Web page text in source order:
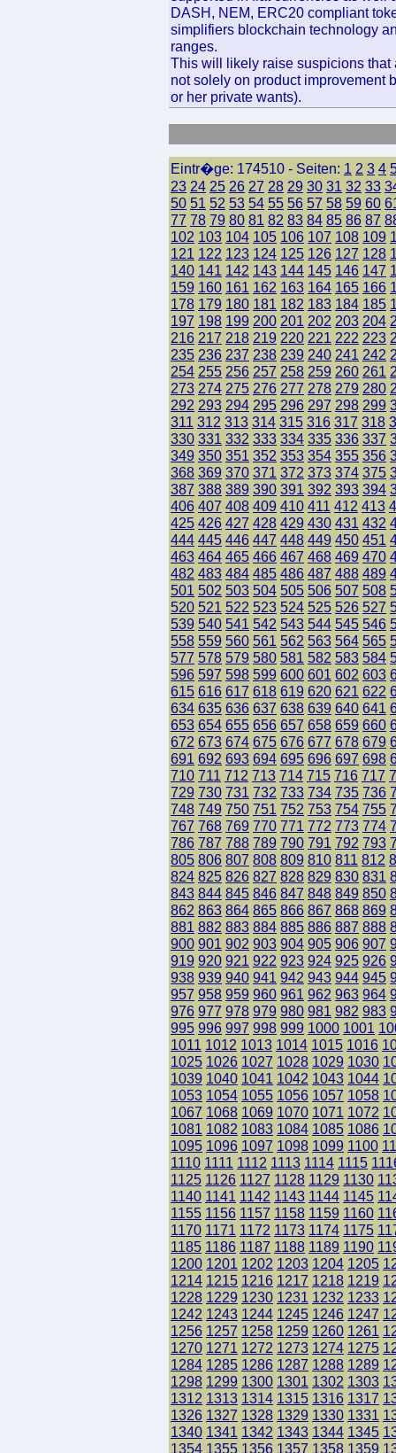
DASH, NEM, ERC20 compliant
simplifiers blockchain technology
ranges.
This will likely raise suspicions that
not solely on product improvement
or her private wants).
Eintr�ge: 174510 - Seiten: 1 2 3 4
23 24 25 26 27 28 29 30 31 32 33
50 51 52 53 54 55 56 57 58 59 60
77 78 79 80 81 82 83 84 85 86 87
102 103 104 105 106 107 108 109
121 122 123 124 125 126 127 128
140 141 142 143 144 145 146 147
159 160 161 162 163 164 165 166
178 179 180 181 182 183 184 185
197 198 199 200 201 202 203 204
216 217 218 219 220 221 222 223
235 236 237 238 239 240 241 242
254 255 256 257 258 259 260 261
273 274 275 276 277 278 279 280
292 293 294 295 296 297 298 299
311 312 313 314 315 316 317 318
330 331 332 333 334 335 336 337
349 350 351 352 353 354 355 356
368 369 370 371 372 373 374 375
387 388 389 390 391 392 393 394
406 407 408 409 410 411 412 413
425 426 427 428 429 430 431 432
444 445 446 447 448 449 450 451
463 464 465 466 467 468 469 470
482 483 484 485 486 487 488 489
501 502 503 504 505 506 507 508
520 521 522 523 524 525 526 527
539 540 541 542 543 544 545 546
558 559 560 561 562 563 564 565
577 578 579 580 581 582 583 584
596 597 598 599 600 601 602 603
615 616 617 618 619 620 621 622
634 635 636 637 638 639 640 641
653 654 655 656 657 658 659 660
672 673 674 675 676 677 678 679
691 692 693 694 695 696 697 698
710 711 712 713 714 715 716 717
729 730 731 732 733 734 735 736
748 749 750 751 752 753 754 755
767 768 769 770 771 772 773 774
786 787 788 789 790 791 792 793
805 806 807 808 809 810 811 812
824 825 826 827 828 829 830 831
843 844 845 846 847 848 849 850
862 863 864 865 866 867 868 869
881 882 883 884 885 886 887 888
900 901 902 903 904 905 906 907
919 920 921 922 923 924 925 926
938 939 940 941 942 943 944 945
957 958 959 960 961 962 963 964
976 977 978 979 980 981 982 983
995 996 997 998 999 1000 1001
1011 1012 1013 1014 1015 1016
1025 1026 1027 1028 1029 1030
1039 1040 1041 1042 1043 1044
1053 1054 1055 1056 1057 1058
1067 1068 1069 1070 1071 1072
1081 1082 1083 1084 1085 1086
1095 1096 1097 1098 1099 1100
1110 1111 1112 1113 1114 1115
1125 1126 1127 1128 1129 1130
1140 1141 1142 1143 1144 1145
1155 1156 1157 1158 1159 1160
1170 1171 1172 1173 1174 1175
1185 1186 1187 1188 1189 1190
1200 1201 1202 1203 1204 1205
1214 1215 1216 1217 1218 1219
1228 1229 1230 1231 1232 1233
1242 1243 1244 1245 1246 1247
1256 1257 1258 1259 1260 1261
1270 1271 1272 1273 1274 1275
1284 1285 1286 1287 1288 1289
1298 1299 1300 1301 1302 1303
1312 1313 1314 1315 1316 1317
1326 1327 1328 1329 1330 1331
1340 1341 1342 1343 1344 1345
1354 1355 1356 1357 1358 1359